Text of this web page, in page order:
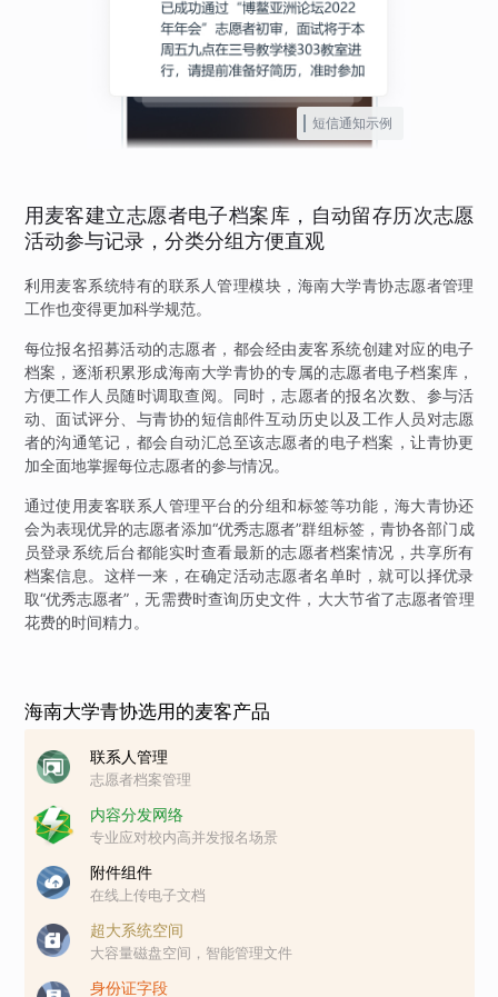
短信通知示例
用麦客建立志愿者电子档案库，自动留存历次志愿
活动参与记录，分类分组方便直观
利用麦客系统特有的联系人管理模块，海南大学青协志愿者管理
工作也变得更加科学规范。
每位报名招募活动的志愿者，都会经由麦客系统创建对应的电子
档案，逐渐积累形成海南大学青协的专属的志愿者电子档案库，
方便工作人员随时调取查阅。同时，志愿者的报名次数、参与活
动、面试评分、与青协的短信邮件互动历史以及工作人员对志愿
者的沟通笔记，都会自动汇总至该志愿者的电子档案，让青协更
加全面地掌握每位志愿者的参与情况。
通过使用麦客联系人管理平台的分组和标签等功能，海大青协还
会为表现优异的志愿者添加“优秀志愿者”群组标签，青协各部门成
员登录系统后台都能实时查看最新的志愿者档案情况，共享所有
档案信息。这样一来，在确定活动志愿者名单时，就可以择优录
取“优秀志愿者”，无需费时查询历史文件，大大节省了志愿者管理
花费的时间精力。
海南大学青协选用的麦客产品
联系人管理
志愿者档案管理
内容分发网络
专业应对校内高并发报名场景
附件组件
在线上传电子文档
超大系统空间
大容量磁盘空间，智能管理文件
身份证字段